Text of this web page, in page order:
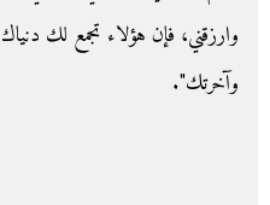
وارزقني، فإن هؤلاء تجمع لك دنياك
وآخرتك‏"‏‏.‏